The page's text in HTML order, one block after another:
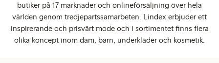
butiker på 17 marknader och onlineförsäljning över hela
världen genom tredjepartssamarbeten. Lindex erbjuder ett
inspirerande och prisvärt mode och i sortimentet finns flera
olika koncept inom dam, barn, underkläder och kosmetik.